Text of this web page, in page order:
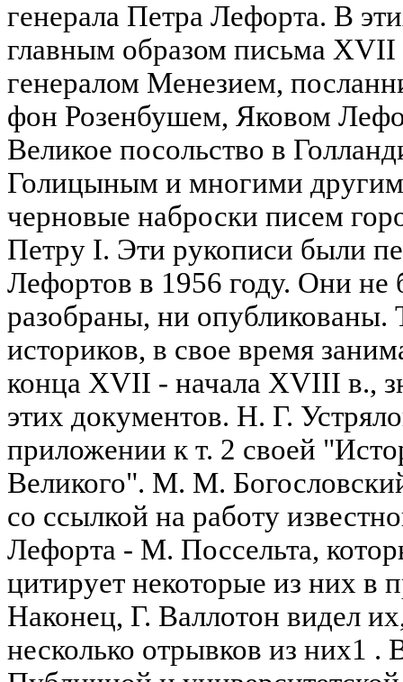
генерала Петра Лефорта. В
главным образом письма
генералом Менезием,
фон Розенбушем, Яковом
Великое посольство в
Голицыным и многими
черновые наброски писем
Петру I. Эти рукописи были
Лефортов в 1956 году. Они
разобраны, ни опубликованы.
историков, в свое время
конца XVII - начала XVIII в.,
этих документов. Н. Г.
приложении к т. 2 своей
Великого". М. М.
со ссылкой на работу
Лефорта - М. Поссельта,
цитирует некоторые из них в
Наконец, Г. Валлотон видел
несколько отрывков из них1 .